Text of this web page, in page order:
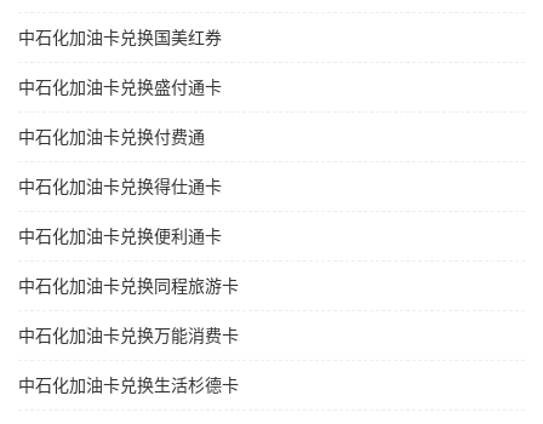
中石化加油卡兑换国美红券
中石化加油卡兑换盛付通卡
中石化加油卡兑换付费通
中石化加油卡兑换得仕通卡
中石化加油卡兑换便利通卡
中石化加油卡兑换同程旅游卡
中石化加油卡兑换万能消费卡
中石化加油卡兑换生活杉德卡